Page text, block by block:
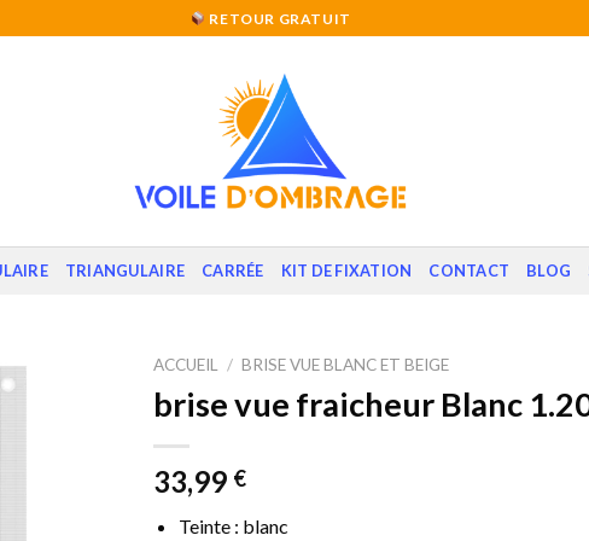
RETOUR GRATUIT
TRIANGULAIRE CARRÉE KIT DE FIXATION CONTACT BLOG
ACCUEIL / BRISE VUE BLANC ET BEIGE
brise vue fraicheur Blanc
33,99 €
Teinte : blanc